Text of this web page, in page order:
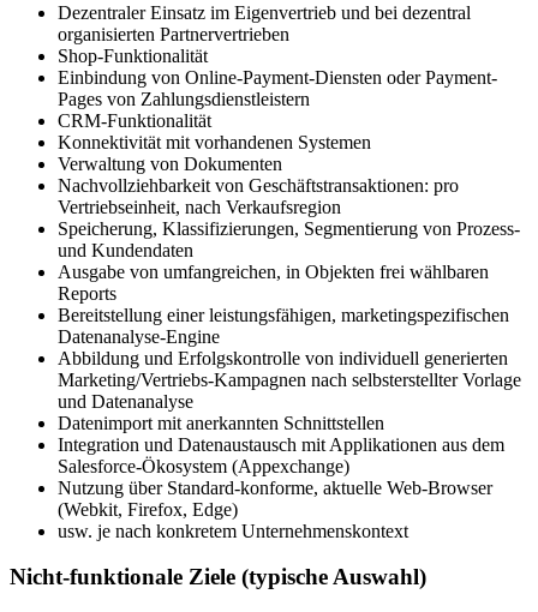
Dezentraler Einsatz im Eigenvertrieb und bei dezentral
organisierten Partnervertrieben
Shop-Funktionalität
Einbindung von Online-Payment-Diensten oder Payment-
Pages von Zahlungsdienstleistern
CRM-Funktionalität
Konnektivität mit vorhandenen Systemen
Verwaltung von Dokumenten
Nachvollziehbarkeit von Geschäftstransaktionen: pro
Vertriebseinheit, nach Verkaufsregion
Speicherung, Klassifizierungen, Segmentierung von Prozess-
und Kundendaten
Ausgabe von umfangreichen, in Objekten frei wählbaren
Reports
Bereitstellung einer leistungsfähigen, marketingspezifischen
Datenanalyse-Engine
Abbildung und Erfolgskontrolle von individuell generierten
Marketing/Vertriebs-Kampagnen nach selbsterstellter Vorlage
und Datenanalyse
Datenimport mit anerkannten Schnittstellen
Integration und Datenaustausch mit Applikationen aus dem
Salesforce-Ökosystem (Appexchange)
Nutzung über Standard-konforme, aktuelle Web-Browser
(Webkit, Firefox, Edge)
usw. je nach konkretem Unternehmenskontext
Nicht-funktionale Ziele (typische Auswahl)